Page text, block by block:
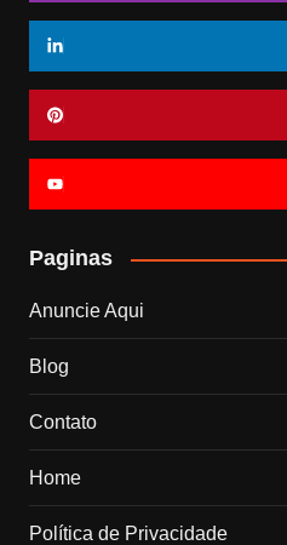
Paginas
Anuncie Aqui
Blog
Contato
Home
Política de Privacidade